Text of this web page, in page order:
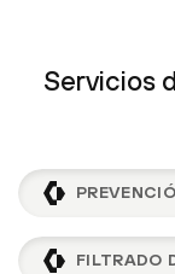
Servicios
FILTRADO